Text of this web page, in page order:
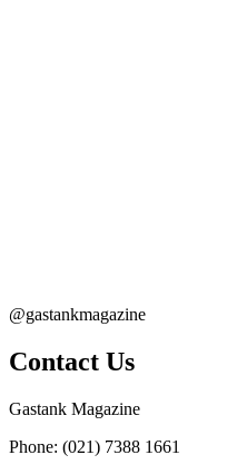
@gastankmagazine
Contact Us
Gastank Magazine
Phone: (021) 7388 1661